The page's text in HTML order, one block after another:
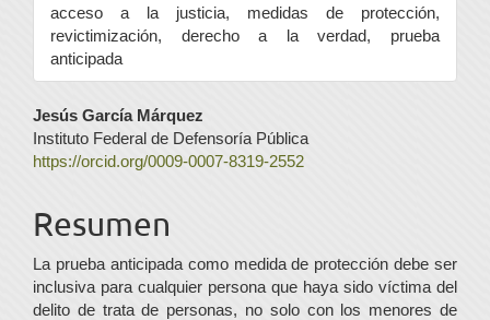
acceso a la justicia, medidas de protección,
revictimización, derecho a la verdad, prueba
anticipada
Contenido
principal
artículo
Jesús García Márquez
Instituto Federal de Defensoría Pública
https://orcid.org/0009-0007-8319-2552
Resumen
La prueba anticipada como medida de protección debe ser
inclusiva para cualquier persona que haya sido víctima del
delito de trata de personas, no solo con los menores de